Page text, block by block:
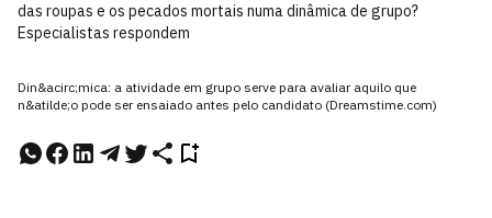
das roupas e os pecados mortais numa dinâmica de grupo?
Especialistas respondem
Din&acirc;mica: a atividade em grupo serve para avaliar aquilo que
n&atilde;o pode ser ensaiado antes pelo candidato (Dreamstime.com)